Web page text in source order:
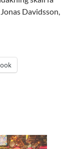
Davidsson,